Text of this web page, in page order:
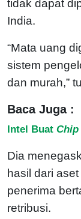
tidak dapat
India.
“Mata uang
sistem
dan murah,”
Baca Juga :
Intel Buat Chip
Dia
hasil dari
penerima
retribusi.